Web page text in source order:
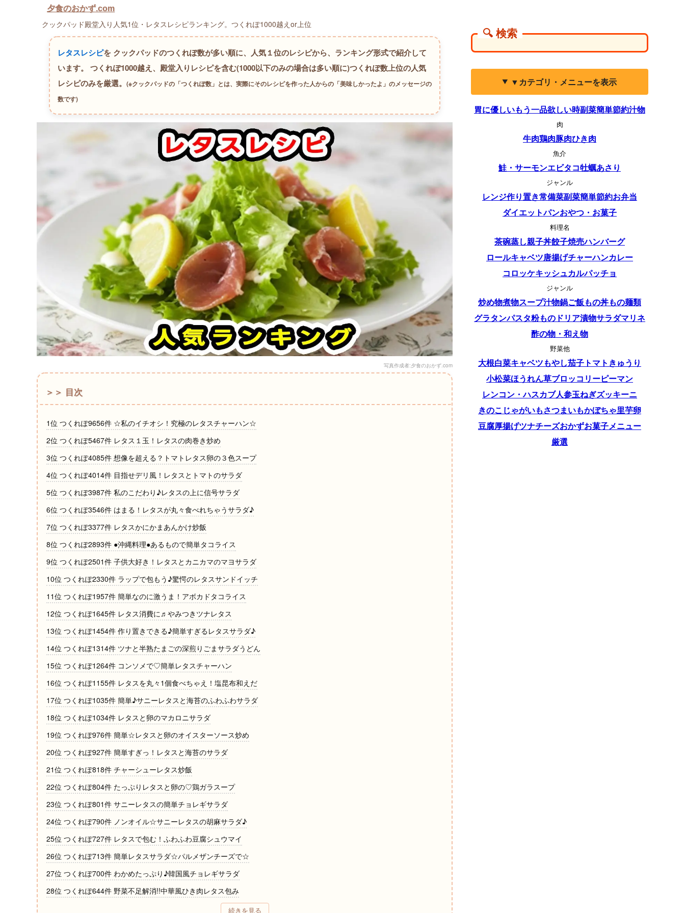
夕食のおかず.com
クックパッド殿堂入り人気1位・レタスレシピランキング。つくれぽ1000越えor上位
レタスレシピを クックパッドのつくれぽ数が多い順に、人気１位のレシピから、ランキング形式で紹介して
います。 つくれぽ1000越え、殿堂入りレシピを含む(1000以下のみの場合は多い順に)つくれぽ数上位の人気
レシピのみを厳選。 (※クックパッドの「つくれぽ数」とは、実際にそのレシピを作った人からの「美味しかったよ」のメッセージの
数です)
写真作成者:夕食のおかず.com
＞＞ 目次
1位 つくれぽ9656件 ☆私のイチオシ！究極のレタスチャーハン☆
2位 つくれぽ5467件 レタス１玉！レタスの肉巻き炒め
3位 つくれぽ4085件 想像を超える？トマトレタス卵の３色スープ
4位 つくれぽ4014件 目指せデリ風！レタスとトマトのサラダ
5位 つくれぽ3987件 私のこだわり♪レタスの上に信号サラダ
6位 つくれぽ3546件 はまる！レタスが丸々食べれちゃうサラダ♪
7位 つくれぽ3377件 レタスかにかまあんかけ炒飯
8位 つくれぽ2893件 ●沖縄料理●あるもので簡単タコライス
9位 つくれぽ2501件 子供大好き！レタスとカニカマのマヨサラダ
10位 つくれぽ2330件 ラップで包もう♪驚愕のレタスサンドイッチ
11位 つくれぽ1957件 簡単なのに激うま！アボカドタコライス
12位 つくれぽ1645件 レタス消費に♬やみつきツナレタス
13位 つくれぽ1454件 作り置きできる♪簡単すぎるレタスサラダ♪
14位 つくれぽ1314件 ツナと半熟たまごの深煎りごまサラダうどん
15位 つくれぽ1264件 コンソメで♡簡単レタスチャーハン
16位 つくれぽ1155件 レタスを丸々1個食べちゃえ！塩昆布和えだ
17位 つくれぽ1035件 簡単♪サニーレタスと海苔のふわふわサラダ
18位 つくれぽ1034件 レタスと卵のマカロニサラダ
19位 つくれぽ976件 簡単☆レタスと卵のオイスターソース炒め
20位 つくれぽ927件 簡単すぎっ！レタスと海苔のサラダ
21位 つくれぽ818件 チャーシューレタス炒飯
22位 つくれぽ804件 たっぷりレタスと卵の♡鶏ガラスープ
23位 つくれぽ801件 サニーレタスの簡単チョレギサラダ
24位 つくれぽ790件 ノンオイル☆サニーレタスの胡麻サラダ♪
25位 つくれぽ727件 レタスで包む！ふわふわ豆腐シュウマイ
26位 つくれぽ713件 簡単レタスサラダ☆パルメザンチーズで☆
27位 つくれぽ700件 わかめたっぷり♪韓国風チョレギサラダ
28位 つくれぽ644件 野菜不足解消!!中華風ひき肉レタス包み
29位 つくれぽ630件 ☆さっぱり簡単♪レタスとしらすのサラダ☆
続きを見る
🔍 検索
▼カテゴリ・メニューを表示
胃に優しいもう一品欲しい時副菜簡単節約汁物
肉
牛肉鶏肉豚肉ひき肉
魚介
鮭・サーモンエビタコ牡蠣あさり
ジャンル
レンジ作り置き常備菜副菜簡単節約お弁当
ダイエットパンおやつ・お菓子
料理名
茶碗蒸し親子丼餃子焼売ハンバーグ
ロールキャベツ唐揚げチャーハンカレー
コロッケキッシュカルパッチョ
ジャンル
炒め物煮物スープ汁物鍋ご飯もの丼もの麺類
グラタンパスタ粉もの ドリア漬物サラダマリネ
酢の物・和え物
野菜他
大根白菜キャベツもやし茄子 トマト きゅうり
小松菜ほうれん草ブロッコリーピーマン
レンコン・ハスカブ人参玉ねぎズッキーニ
きのこ じゃがいもさつまいもかぼちゃ里芋卵
豆腐厚揚げツナチーズおかずお菓子メニュー
厳選